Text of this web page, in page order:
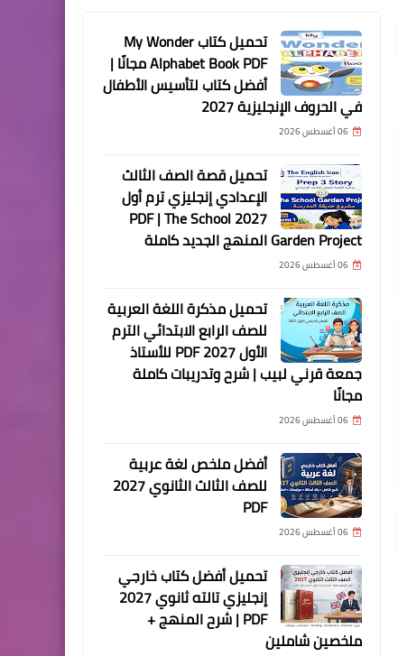
تحميل كتاب My Wonder
Alphabet Book PDF مجانًا |
أفضل كتاب لتأسيس الأطفال
في الحروف الإنجليزية 2027
06 أغسطس 2026
تحميل قصة الصف الثالث
الإعدادي إنجليزي ترم أول
2027 PDF | The School
Garden Project المنهج الجديد كاملة
06 أغسطس 2026
تحميل مذكرة اللغة العربية
للصف الرابع الابتدائي الترم
الأول 2027 PDF للأستاذ
جمعة قرني لبيب | شرح وتدريبات كاملة
مجانًا
06 أغسطس 2026
أفضل ملخص لغة عربية
للصف الثالث الثانوي 2027
PDF
06 أغسطس 2026
تحميل أفضل كتاب خارجي
إنجليزي تالته ثانوي 2027
PDF | شرح المنهج +
ملخصين شاملين